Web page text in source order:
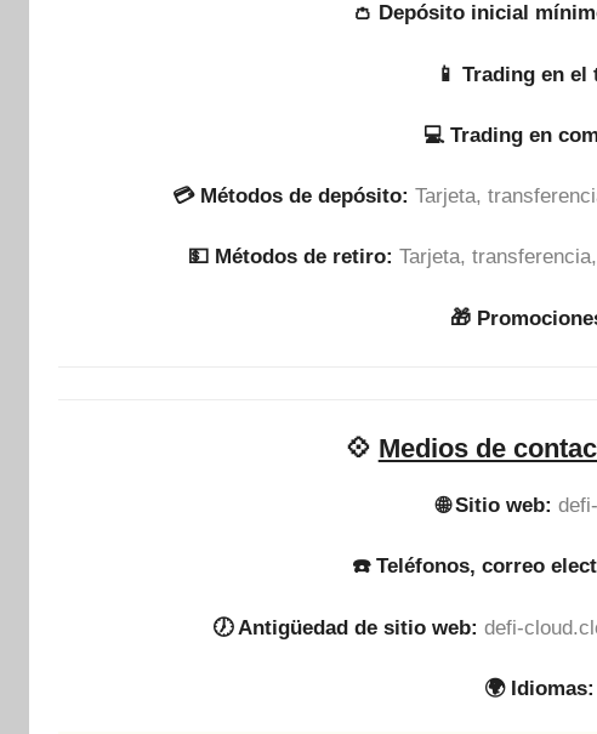
👛 Depósito inicial
📱 Trading en el
💻 Trading en
💳 Métodos de depósito: Tarjeta,
💵​ Métodos de retiro: Tarjeta,
🎁
💠 Medios de
🌐 Sitio web:
☎️ Teléfonos, correo
🕖 Antigüedad de sitio web: defi-
🌍 Idiomas: